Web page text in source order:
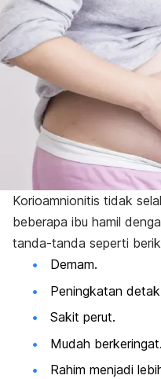
Korioamnionitis tidak
beberapa ibu hamil
tanda-tanda seperti
Demam.
Peningkatan
Sakit perut.
Mudah berkeringat.
Rahim menjadi